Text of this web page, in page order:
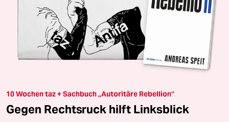
10 Wochen taz + Sachbuch „Autoritäre Rebellion“
Gegen Rechtsruck hilft Linksblick